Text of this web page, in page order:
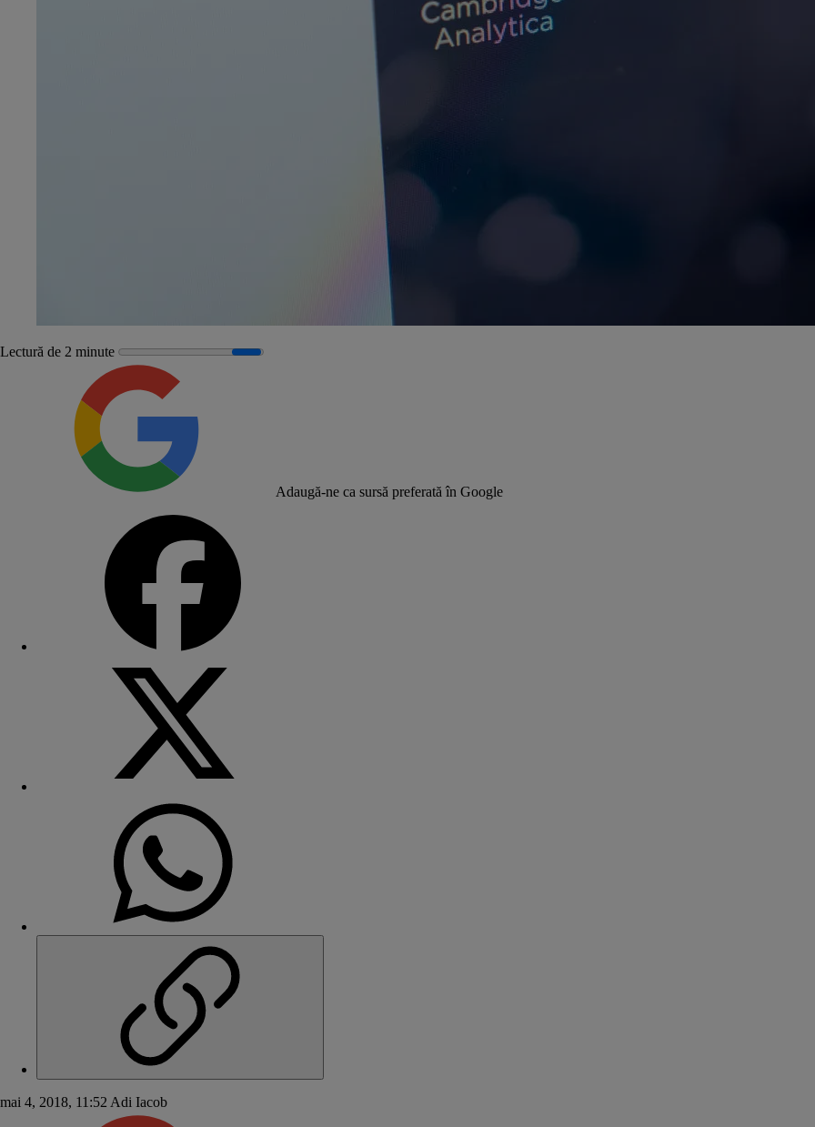
Lectură de 2 minute
Adaugă-ne ca sursă preferată în Google
mai 4, 2018, 11:52 Adi Iacob